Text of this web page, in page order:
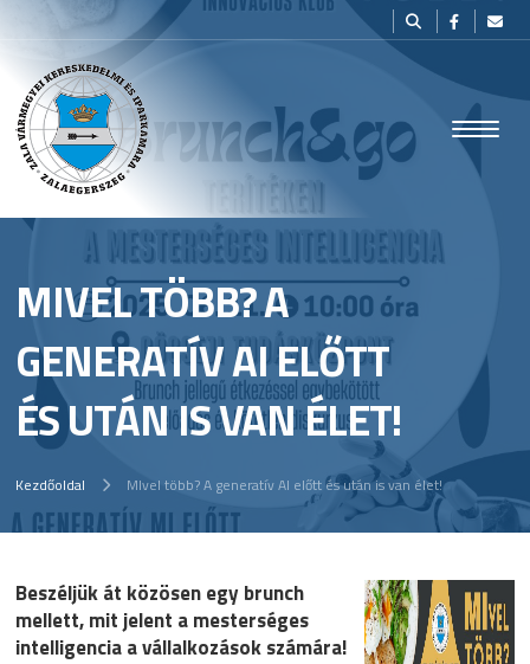
MIVEL TÖBB? A
GENERATÍV AI ELŐTT
ÉS UTÁN IS VAN ÉLET!
Kezdőoldal MIvel több? A generatív AI előtt és után is van élet!
Beszéljük át közösen egy brunch
mellett, mit jelent a mesterséges
intelligencia a vállalkozások számára!